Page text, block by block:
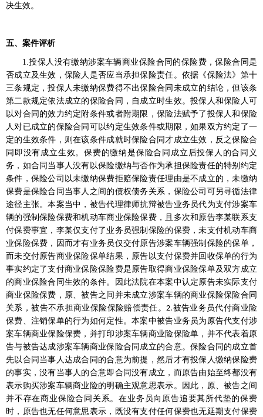
决生效。
五、案件评析
1. 投保人没有缴纳涉案车辆商业保险合同的保险费，保险合同是
否成立及生效，保险人是否应当承担保险责任。依据《保险法》第十
三条规定，投保人未缴纳保费得不出保险合同未成立的结论，但该条
第二款规定依法成立的保险合同，自成立时生效。投保人和保险人可
以对合同的效力约定附条件或者附期限，保险法赋予了投保人和保险
人对已成立的保险合同可以约定生效条件或期限，如果双方约定了一
定的生效条件，则在该条件成就时保险合同才成立生效，反之保险合
同即没有成立生效。保费的缴纳是保险合同成立后投保人的合同义
务，如合同当事人没有以保险缴纳与否作为承担保险责任的特别约定
条件，保险公司以未缴纳保费拒赔保险责任理由是不成立的，未缴纳
保费是保险合同当事人之间的债权债务关系，保险公司可另寻循法律
途径主张。本案当中，被告代理律师抗辩被告业务员代为支付涉案车
辆的强制保险保费和机动车商业保险保费，且多次和原告李某联系支
付保费事宜，李某仅支付了业务员强制保险的保费，未支付机动车商
业保险保费，因而才有业务员仅交付原告涉案车辆强制保险的保单，
而未交付原告商业保险保单结果，原告以支付保费并回收保单的行为
事实约定了支付商业保险保险费是原告取得商业保险保单及双方成立
的商业保险合同生效的条件。因此法院在本案中认定原告未实际支付
商业保险保费，原、被告之间并未成立涉案车辆的商业保险保险合同
关系，被告不承担商业保险保险赔偿责任。 2.被告业务员代付商业险
保费、注销保单的行为如何定性。本案中被告业务员为原告代支付涉
案车辆商业保险保费，并打印涉案车辆商业险保险单，并不代表着原
告与被告达成涉案车辆商业保险合同成立的合意。保险合同的成立首
先以合同当事人达成合同的合意为前提，然后才有投保人缴纳保险费
的事实，没有当事人的合意即合同没有成立，而原告由始至终都没有
表示购买涉案车辆商业险的明确主观意思表示。因此，原、被告之间
并不存在商业保险合同关系。在业务员向原告追要其所代垫的保费
时，原告也无任何意思表示，既没有支付任何保费也无延期支付保费